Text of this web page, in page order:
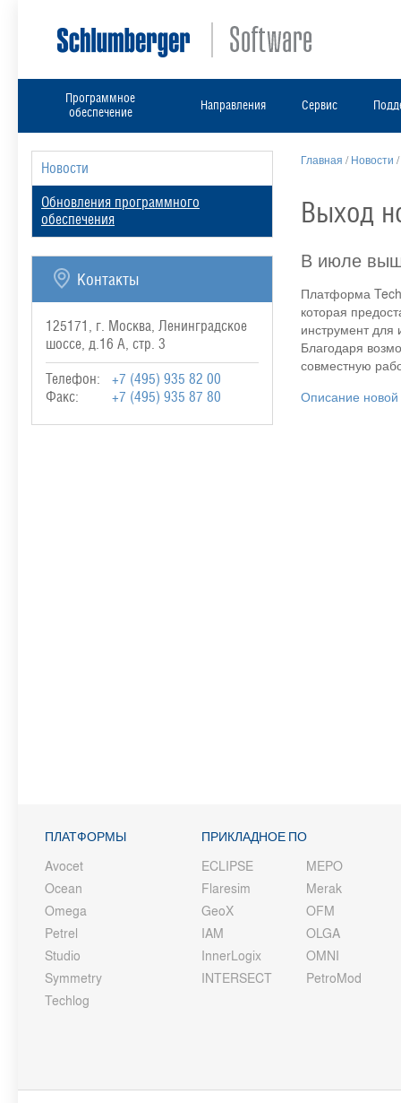
Программное
обеспечение
Направления Сервис
Новости
Обновления программного
обеспечения
Контакты
125171, г. Москва, Ленинградское
шоссе, д.16 А, стр. 3
Телефон:
+7 (495) 935 82 00
Факс:
+7 (495) 935 87 80
Главная /Новости /
Выход
В июле
Платформа
которая
инструмент для
Благодаря
совместную
Описание
ПЛАТФОРМЫ
Avocet
Ocean
Omega
Petrel
Studio
Symmetry
Techlog
ПРИКЛАДНОЕ ПО
ECLIPSE
Flaresim
GeoX
IAM
InnerLogix
INTERSECT
MEPO
Merak
OFM
OLGA
OMNI
PetroMod